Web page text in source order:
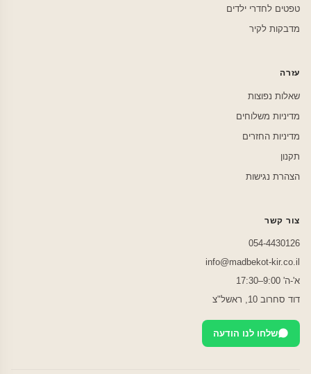
טפטים לחדרי ילדים
מדבקות לקיר
עזרה
שאלות נפוצות
מדיניות משלוחים
מדיניות החזרים
תקנון
הצהרת נגישות
צור קשר
054-4430126
info@madbekot-kir.co.il
א'-ה' 9:00–17:30
דוד סחרוב 10, ראשל"צ
שלחו לנו הודעה